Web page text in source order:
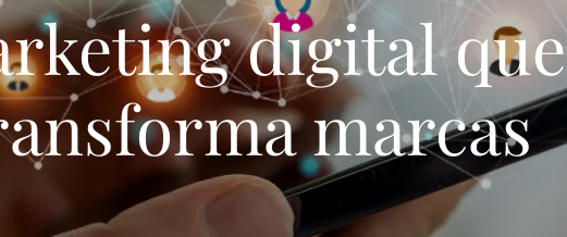
digital que
marcas